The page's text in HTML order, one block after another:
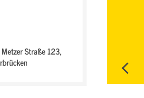
Metzer Straße 123,